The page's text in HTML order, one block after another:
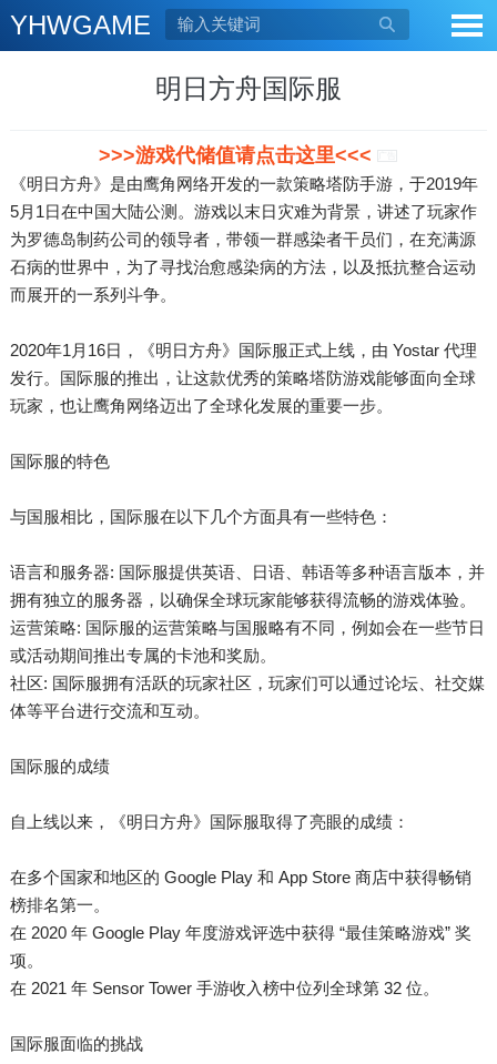
YHWGAME 
明日方舟国际服
>>>游戏代储值请点击这里<<<
《明日方舟》是由鹰角网络开发的一款策略塔防手游，于2019年
5月1日在中国大陆公测。游戏以末日灾难为背景，讲述了玩家作
为罗德岛制药公司的领导者，带领一群感染者干员们，在充满源
石病的世界中，为了寻找治愈感染病的方法，以及抵抗整合运动
而展开的一系列斗争。
2020年1月16日，《明日方舟》国际服正式上线，由 Yostar 代理
发行。国际服的推出，让这款优秀的策略塔防游戏能够面向全球
玩家，也让鹰角网络迈出了全球化发展的重要一步。
国际服的特色
与国服相比，国际服在以下几个方面具有一些特色：
语言和服务器: 国际服提供英语、日语、韩语等多种语言版本，并
拥有独立的服务器，以确保全球玩家能够获得流畅的游戏体验。
运营策略: 国际服的运营策略与国服略有不同，例如会在一些节日
或活动期间推出专属的卡池和奖励。
社区: 国际服拥有活跃的玩家社区，玩家们可以通过论坛、社交媒
体等平台进行交流和互动。
国际服的成绩
自上线以来，《明日方舟》国际服取得了亮眼的成绩：
在多个国家和地区的 Google Play 和 App Store 商店中获得畅销
榜排名第一。
在 2020 年 Google Play 年度游戏评选中获得 “最佳策略游戏” 奖
项。
在 2021 年 Sensor Tower 手游收入榜中位列全球第 32 位。
国际服面临的挑战